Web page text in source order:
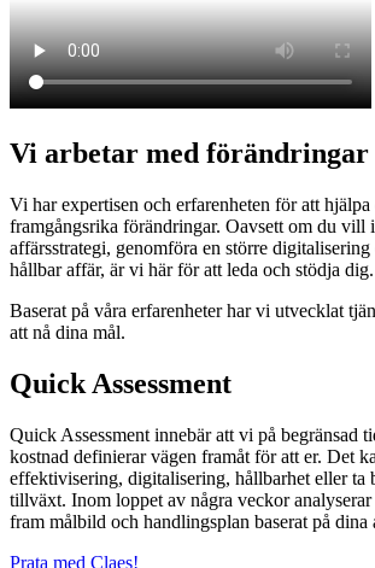
Vi arbetar med förändringar
Vi har expertisen och erfarenheten för att
framgångsrika förändringar. Oavsett om du vill
affärsstrategi, genomföra en större
hållbar affär, är vi här för att leda och stödja dig.
Baserat på våra erfarenheter har vi utvecklat
att nå dina mål.
Quick Assessment
Quick Assessment innebär att vi på begränsad
kostnad definierar vägen framåt för att er. Det
effektivisering, digitalisering, hållbarhet eller ta
tillväxt. Inom loppet av några veckor
fram målbild och handlingsplan baserat på dina
Prata med Claes!